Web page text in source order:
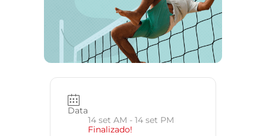
Data
14 set AM - 14 set PM
Finalizado!